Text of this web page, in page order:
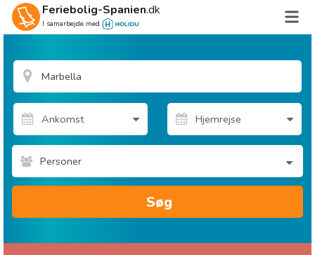
Feriebolig-Spanien.dk
I samarbejde med
Personer
Søg